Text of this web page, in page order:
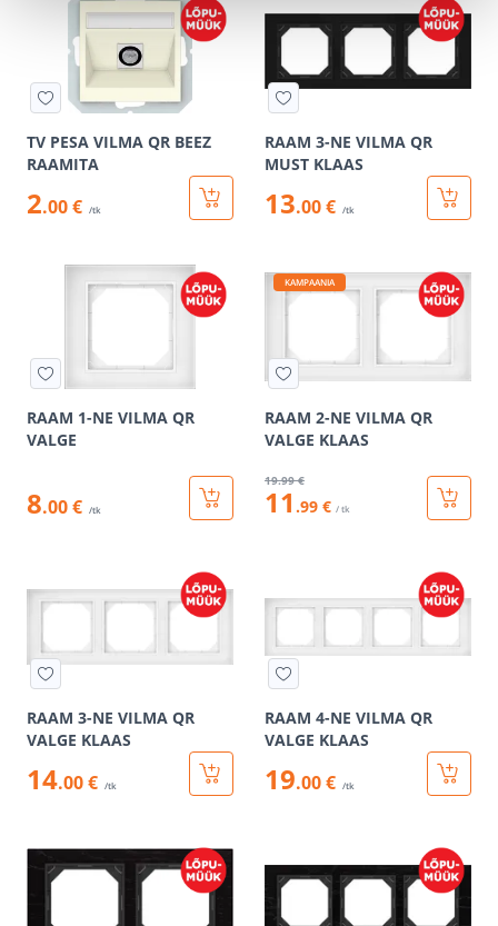
TV PESA VILMA QR BEEZ
RAAMITA
2.00 € /tk
RAAM 3-NE VILMA QR
MUST KLAAS
13.00 € /tk
RAAM 1-NE VILMA QR
VALGE
8.00 € /tk
KAMPAANIA
RAAM 2-NE VILMA QR
VALGE KLAAS
19.99 €
11 .99 € / tk
RAAM 3-NE VILMA QR
VALGE KLAAS
14.00 € /tk
RAAM 4-NE VILMA QR
VALGE KLAAS
19.00 € /tk